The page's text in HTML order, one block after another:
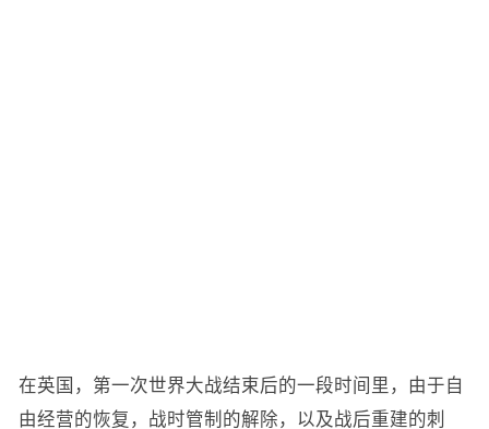
在英国，第一次世界大战结束后的一段时间里，由于自
由经营的恢复，战时管制的解除，以及战后重建的刺